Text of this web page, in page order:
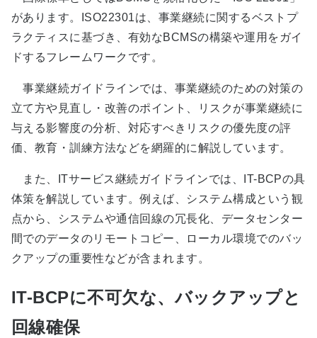
があります。ISO22301は、事業継続に関するベストプ
ラクティスに基づき、有効なBCMSの構築や運用をガイ
ドするフレームワークです。
事業継続ガイドラインでは、事業継続のための対策の
立て方や見直し・改善のポイント、リスクが事業継続に
与える影響度の分析、対応すべきリスクの優先度の評
価、教育・訓練方法などを網羅的に解説しています。
また、ITサービス継続ガイドラインでは、IT-BCPの具
体策を解説しています。例えば、システム構成という観
点から、システムや通信回線の冗長化、データセンター
間でのデータのリモートコピー、ローカル環境でのバッ
クアップの重要性などが含まれます。
IT-BCPに不可欠な、バックアップと
回線確保